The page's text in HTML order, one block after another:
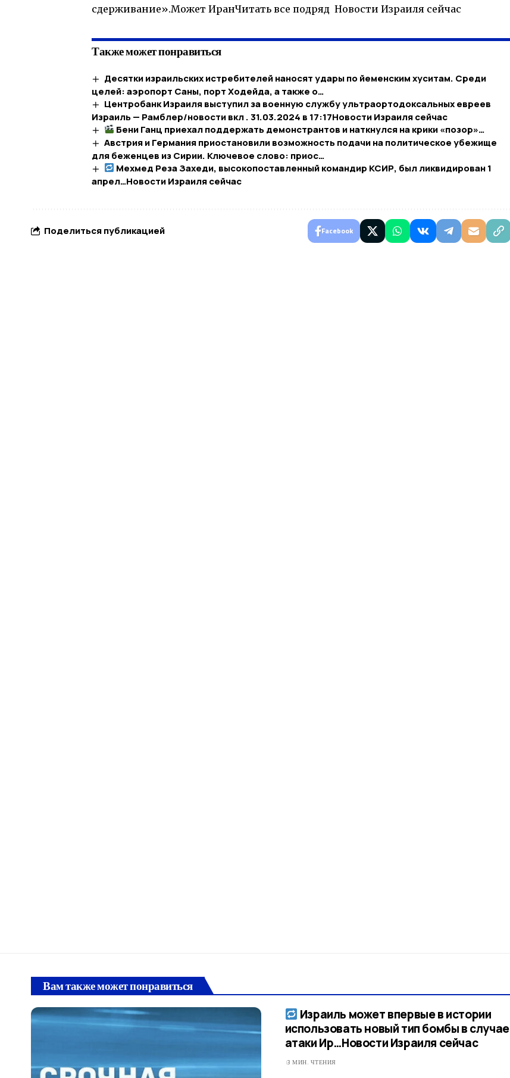
сдерживание».Может ИранЧитать все подряд Новости Израиля сейчас
Также может понравиться
Десятки израильских истребителей наносят удары по йеменским хуситам. Среди
целей: аэропорт Саны, порт Ходейда, а также о…
Центробанк Израиля выступил за военную службу ультраортодоксальных евреев
Израиль — Рамблер/новости вкл . 31.03.2024 в 17:17​Новости Израиля сейчас
Бени Ганц приехал поддержать демонстрантов и наткнулся на крики «позор»…
Австрия и Германия приостановили возможность подачи на политическое убежище
для беженцев из Сирии. Ключевое слово: приос…
Мехмед Реза Захеди, высокопоставленный командир КСИР, был ликвидирован 1
апрел…​Новости Израиля сейчас
Поделиться публикацией Facebook
Вам также может понравиться
Израиль может впервые в истории
использовать новый тип бомбы в случае
атаки Ир…​Новости Израиля сейчас
3 МИН. ЧТЕНИЯ